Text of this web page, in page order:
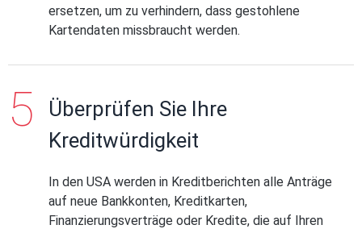
ersetzen, um zu verhindern, dass gestohlene
Kartendaten missbraucht werden.
Überprüfen Sie Ihre
Kreditwürdigkeit
In den USA werden in Kreditberichten alle Anträge
auf neue Bankkonten, Kreditkarten,
Finanzierungsverträge oder Kredite, die auf Ihren